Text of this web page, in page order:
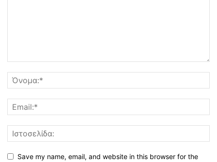
Save my name, email, and website in this browser for the